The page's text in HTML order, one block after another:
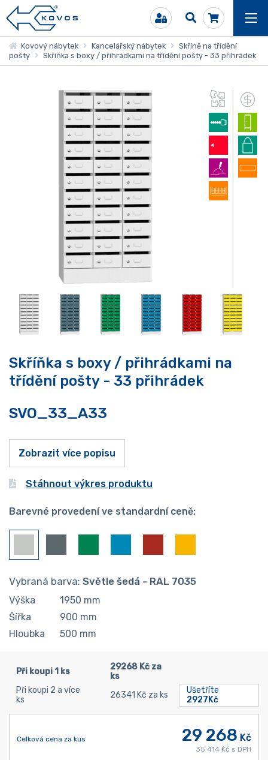
Kovový nábytek Kancelářský nábytek
Skříně na třídění
pošty
Skříňka s boxy / přihrádkami na třídění pošty - 33 přihrádek
Skříňka s boxy / přihrádkami na
třídění pošty - 33 přihrádek
SVO_33_A33
Zobrazit více popisu
Stáhnout výkres produktu
Barevné provedení ve standardní ceně:
Vybraná barva: Světle šedá - RAL 7035
Výška 1950 mm
Šířka
900 mm
Hloubka
500 mm
Při koupi 1 ks
29268 Kč za
ks
Při koupi 2 a více
ks
26341 Kč za ks
Ušetříte
2927Kč
Celková cena za kus 29 268 Kč
35 414 Kč s DPH